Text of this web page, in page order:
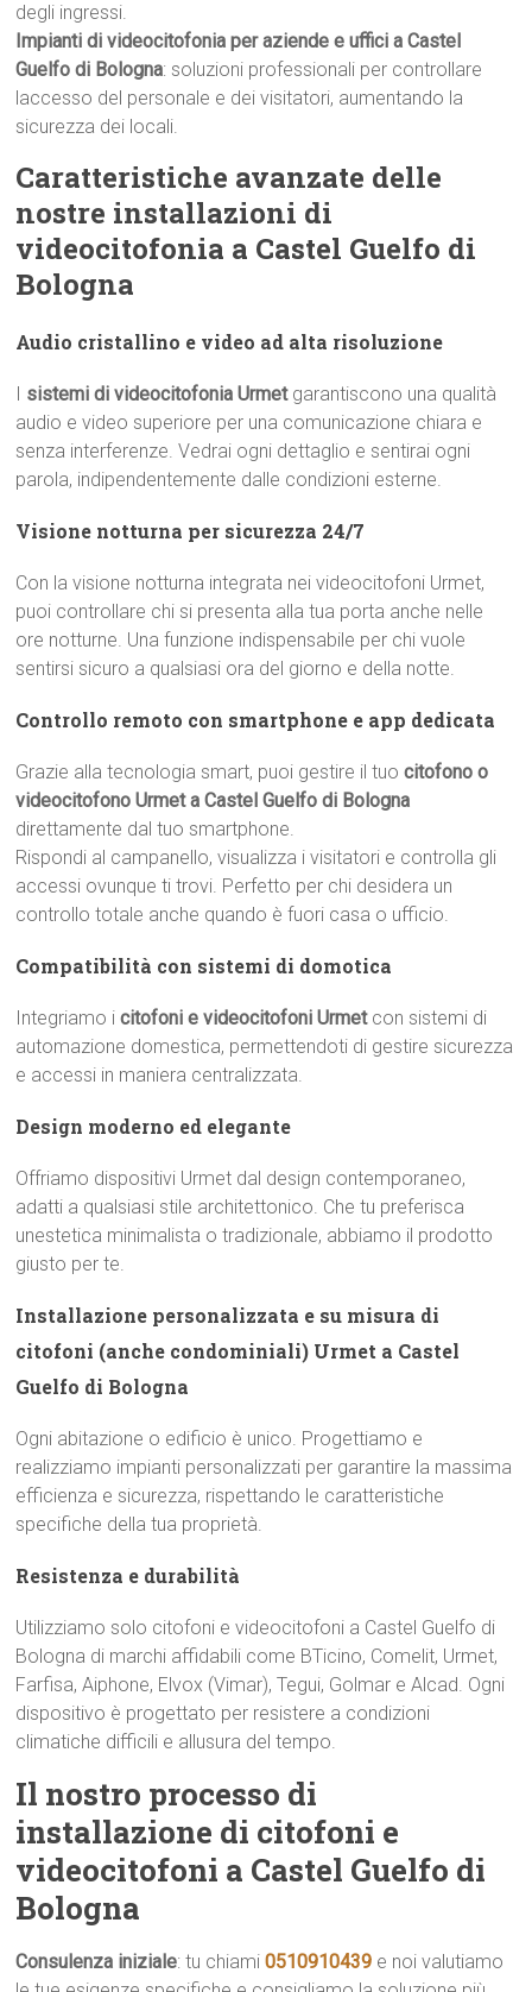
degli ingressi.
Impianti di videocitofonia per aziende e uffici a Castel
Guelfo di Bologna: soluzioni professionali per controllare
laccesso del personale e dei visitatori, aumentando la
sicurezza dei locali.
Caratteristiche avanzate delle
nostre installazioni di
videocitofonia a Castel Guelfo di
Bologna
Audio cristallino e video ad alta risoluzione
I sistemi di videocitofonia Urmetgarantiscono una qualità
audio e video superiore per una comunicazione chiara e
senza interferenze. Vedrai ogni dettaglio e sentirai ogni
parola, indipendentemente dalle condizioni esterne.
Visione notturna per sicurezza 24/7
Con la visione notturna integrata nei videocitofoni Urmet,
puoi controllare chi si presenta alla tua porta anche nelle
ore notturne. Una funzione indispensabile per chi vuole
sentirsi sicuro a qualsiasi ora del giorno e della notte.
Controllo remoto con smartphone e app dedicata
Grazie alla tecnologia smart, puoi gestire il tuocitofono o
videocitofono Urmet a Castel Guelfo di Bologna
direttamente dal tuo smartphone.
Rispondi al campanello, visualizza i visitatori e controlla gli
accessi ovunque ti trovi. Perfetto per chi desidera un
controllo totale anche quando è fuori casa o ufficio.
Compatibilità con sistemi di domotica
Integriamo icitofoni e videocitofoni Urmetcon sistemi di
automazione domestica, permettendoti di gestire sicurezza
e accessi in maniera centralizzata.
Design moderno ed elegante
Offriamo dispositivi Urmet dal design contemporaneo,
adatti a qualsiasi stile architettonico. Che tu preferisca
unestetica minimalista o tradizionale, abbiamo il prodotto
giusto per te.
Installazione personalizzata e su misura di
citofoni (anche condominiali) Urmet a Castel
Guelfo di Bologna
Ogni abitazione o edificio è unico. Progettiamo e
realizziamo impianti personalizzati per garantire la massima
efficienza e sicurezza, rispettando le caratteristiche
specifiche della tua proprietà.
Resistenza e durabilità
Utilizziamo solo citofoni e videocitofoni a Castel Guelfo di
Bologna di marchi affidabili come BTicino, Comelit, Urmet,
Farfisa, Aiphone, Elvox (Vimar), Tegui, Golmar e Alcad. Ogni
dispositivo è progettato per resistere a condizioni
climatiche difficili e allusura del tempo.
Il nostro processo di
installazione di citofoni e
videocitofoni a Castel Guelfo di
Bologna
Consulenza iniziale: tu chiami0510910439 e noi valutiamo